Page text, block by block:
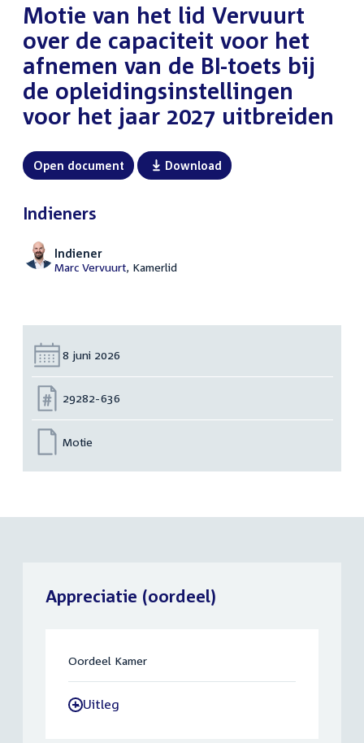
:Motie van het lid Vervuurt
over de capaciteit voor het
afnemen van de BI-toets bij
de opleidingsinstellingen
voor het jaar 2027 uitbreiden
Open document Download
Indieners
Indiener
Marc Vervuurt, Kamerlid
Datum:
8 juni 2026
Nummer:
29282-636
Motie
Appreciatie (oordeel)
Oordeel Kamer
-Uitleg